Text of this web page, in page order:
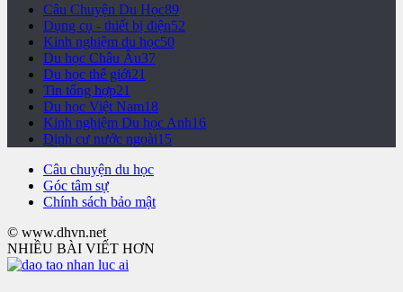
Câu Chuyện Du Học89
Dụng cụ - thiết bị điện52
Kinh nghiệm du học50
Du học Châu Âu37
Du học thế giới21
Tin tổng hợp21
Du học Việt Nam18
Kinh nghiệm Du học Anh16
Định cư nước ngoài15
Câu chuyện du học
Góc tâm sự
Chính sách bảo mật
© www.dhvn.net
NHIỀU BÀI VIẾT HƠN